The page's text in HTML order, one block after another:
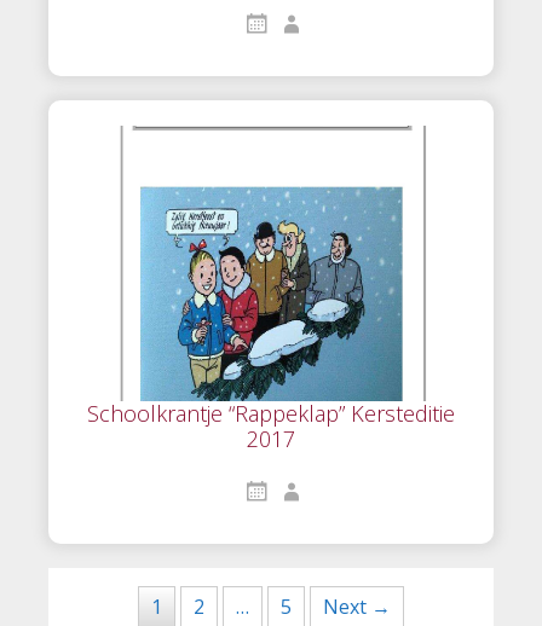
Schoolkrantje “Rappeklap” Kersteditie
2017
1 2 … 5 Next →